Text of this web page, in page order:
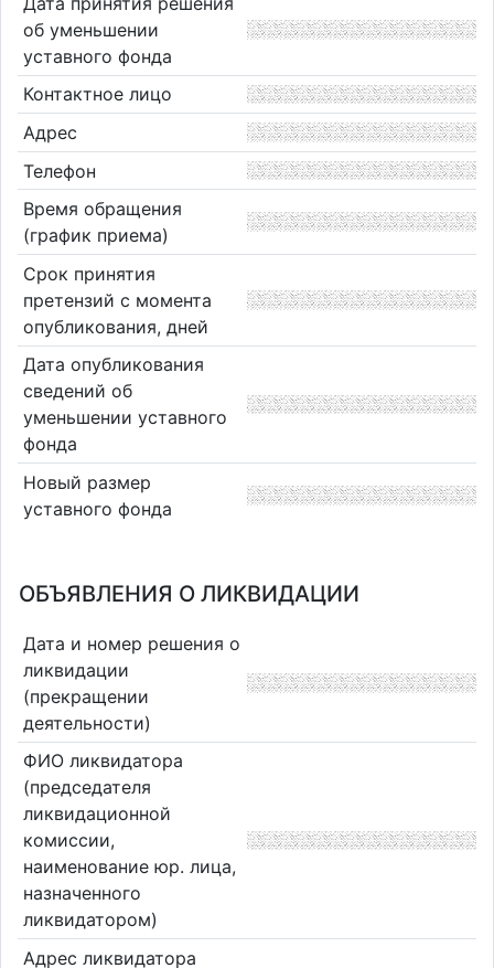
об уменьшении
уставного фонда
Контактное лицо
Адрес
Телефон
Время обращения
(график приема)
Срок принятия
претензий с момента
опубликования, дней
Дата опубликования
сведений об
уменьшении уставного
фонда
Новый размер
уставного фонда
ОБЪЯВЛЕНИЯ О ЛИКВИДАЦИИ
Дата и номер решения о
ликвидации
(прекращении
деятельности)
ФИО ликвидатора
(председателя
ликвидационной
комиссии,
наименование юр. лица,
назначенного
ликвидатором)
Адрес ликвидатора